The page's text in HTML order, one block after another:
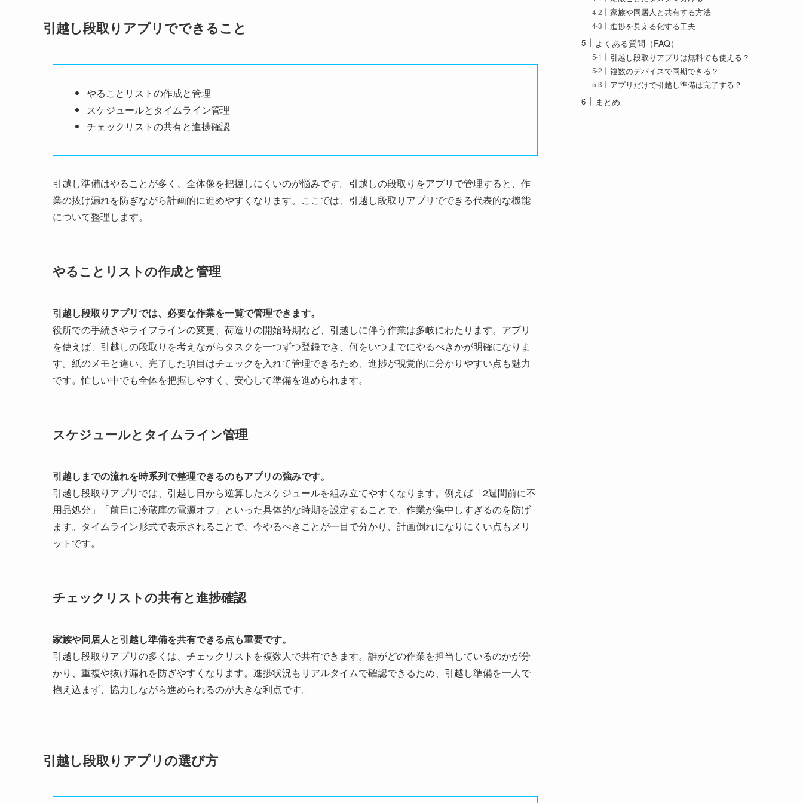
引越し段取りアプリでできること
やることリストの作成と管理
スケジュールとタイムライン管理
チェックリストの共有と進捗確認
引越し準備はやることが多く、全体像を把握しにくいのが悩みです。引越しの段取りをアプリで管理すると、作
業の抜け漏れを防ぎながら計画的に進めやすくなります。ここでは、引越し段取りアプリでできる代表的な機能
について整理します。
やることリストの作成と管理
引越し段取りアプリでは、必要な作業を一覧で管理できます。
役所での手続きやライフラインの変更、荷造りの開始時期など、引越しに伴う作業は多岐にわたります。アプリ
を使えば、引越しの段取りを考えながらタスクを一つずつ登録でき、何をいつまでにやるべきかが明確になりま
す。紙のメモと違い、完了した項目はチェックを入れて管理できるため、進捗が視覚的に分かりやすい点も魅力
です。忙しい中でも全体を把握しやすく、安心して準備を進められます。
スケジュールとタイムライン管理
引越しまでの流れを時系列で整理できるのもアプリの強みです。
引越し段取りアプリでは、引越し日から逆算したスケジュールを組み立てやすくなります。例えば「2週間前に不
用品処分」「前日に冷蔵庫の電源オフ」といった具体的な時期を設定することで、作業が集中しすぎるのを防げ
ます。タイムライン形式で表示されることで、今やるべきことが一目で分かり、計画倒れになりにくい点もメリ
ットです。
チェックリストの共有と進捗確認
家族や同居人と引越し準備を共有できる点も重要です。
引越し段取りアプリの多くは、チェックリストを複数人で共有できます。誰がどの作業を担当しているのかが分
かり、重複や抜け漏れを防ぎやすくなります。進捗状況もリアルタイムで確認できるため、引越し準備を一人で
抱え込まず、協力しながら進められるのが大きな利点です。
引越し段取りアプリの選び方
家族や同居人と共有する方法
進捗を見える化する工夫
よくある質問（FAQ）
引越し段取りアプリは無料でも使える？
複数のデバイスで同期できる？
アプリだけで引越し準備は完了する？
まとめ